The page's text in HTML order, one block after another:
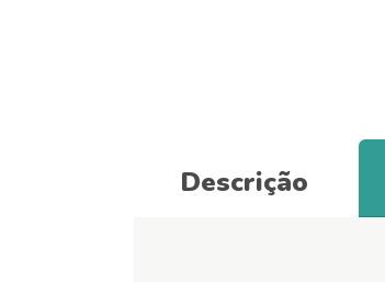
Descrição